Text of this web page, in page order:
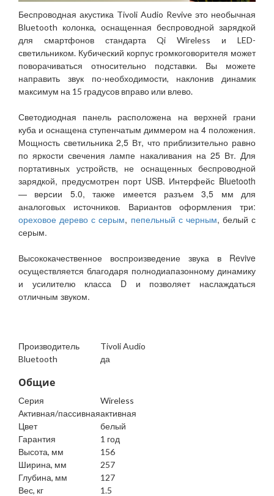
Беспроводная акустика Tivoli Audio Revive это необычная
Bluetooth колонка, оснащенная беспроводной зарядкой
для смартфонов стандарта Qi Wireless и LED-
светильником. Кубический корпус громкоговорителя может
поворачиваться относительно подставки. Вы можете
направить звук по-необходимости, наклонив динамик
максимум на 15 градусов вправо или влево.
Светодиодная панель расположена на верхней грани
куба и оснащена ступенчатым диммером на 4 положения.
Мощность светильника 2,5 Вт, что приблизительно равно
по яркости свечения лампе накаливания на 25 Вт. Для
портативных устройств, не оснащенных беспроводной
зарядкой, предусмотрен порт USB. Интерфейс Bluetooth
— версии 5.0, также имеется разъем 3,5 мм для
аналоговых источников. Вариантов оформления три:
ореховое дерево с серым, пепельный с черным, белый с
серым.
Высококачественное воспроизведение звука в Revive
осуществляется благодаря полнодиапазонному динамику
и усилителю класса D и позволяет наслаждаться
отличным звуком.
Производитель
Tivoli Audio
Bluetooth
да
Общие
Серия
Wireless
Активная/пассивнаяактивная
Цвет
белый
Гарантия
1 год
Высота, мм
156
Ширина, мм
257
Глубина, мм
127
Вес, кг
1.5